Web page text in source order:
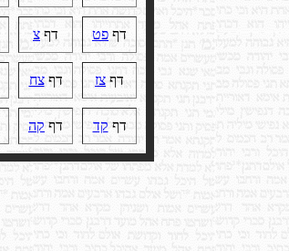
דף פט דף צ
דף צז דףצח
דף קד דף קה